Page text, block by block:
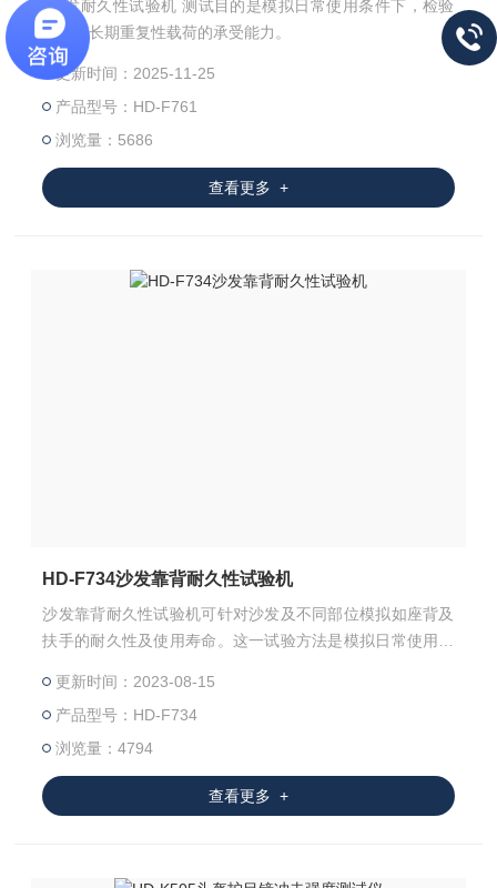
*沙发耐久性试验机 测试目的是模拟日常使用条件下，检验
沙发对长期重复性载荷的承受能力。
更新时间：2025-11-25
产品型号：HD-F761
浏览量：5686
查看更多 +
HD-F734沙发靠背耐久性试验机
沙发靠背耐久性试验机可针对沙发及不同部位模拟如座背及
扶手的耐久性及使用寿命。这一试验方法是模拟日常使用条
更新时间：2023-08-15
产品型号：HD-F734
浏览量：4794
查看更多 +